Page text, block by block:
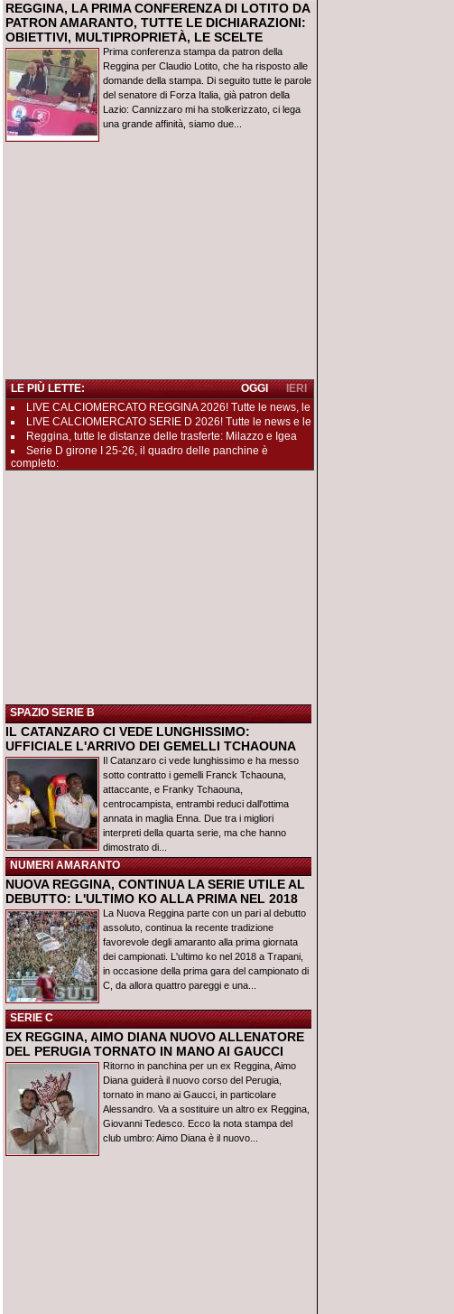
REGGINA, LA PRIMA CONFERENZA DI LOTITO DA
PATRON AMARANTO, TUTTE LE DICHIARAZIONI:
OBIETTIVI, MULTIPROPRIETÀ, LE SCELTE
Prima conferenza stampa da patron della
Reggina per Claudio Lotito, che ha risposto alle
domande della stampa. Di seguito tutte le parole
del senatore di Forza Italia, già patron della
Lazio: Cannizzaro mi ha stolkerizzato, ci lega
una grande affinità, siamo due...
LE PIÙ LETTE: IERI
OGGI
LIVE CALCIOMERCATO REGGINA 2026! Tutte le news, le
LIVE CALCIOMERCATO SERIE D 2026! Tutte le news e le
Reggina, tutte le distanze delle trasferte: Milazzo e Igea
Serie D girone I 25-26, il quadro delle panchine è
completo:
SPAZIO SERIE B
IL CATANZARO CI VEDE LUNGHISSIMO:
UFFICIALE L'ARRIVO DEI GEMELLI TCHAOUNA
Il Catanzaro ci vede lunghissimo e ha messo
sotto contratto i gemelli Franck Tchaouna,
attaccante, e Franky Tchaouna,
centrocampista, entrambi reduci dall'ottima
annata in maglia Enna. Due tra i migliori
interpreti della quarta serie, ma che hanno
dimostrato di...
NUMERI AMARANTO
NUOVA REGGINA, CONTINUA LA SERIE UTILE AL
DEBUTTO: L'ULTIMO KO ALLA PRIMA NEL 2018
La Nuova Reggina parte con un pari al debutto
assoluto, continua la recente tradizione
favorevole degli amaranto alla prima giornata
dei campionati. L'ultimo ko nel 2018 a Trapani,
in occasione della prima gara del campionato di
C, da allora quattro pareggi e una...
SERIE C
EX REGGINA, AIMO DIANA NUOVO ALLENATORE
DEL PERUGIA TORNATO IN MANO AI GAUCCI
Ritorno in panchina per un ex Reggina, Aimo
Diana guiderà il nuovo corso del Perugia,
tornato in mano ai Gaucci, in particolare
Alessandro. Va a sostituire un altro ex Reggina,
Giovanni Tedesco. Ecco la nota stampa del
club umbro: Aimo Diana è il nuovo...